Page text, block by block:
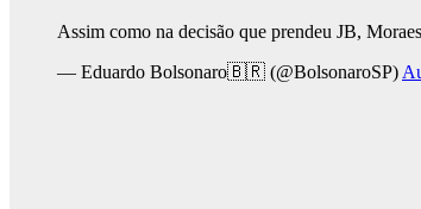
Assim como na decisão que prendeu JB,
— Eduardo Bolsonaro🇧🇷 (@BolsonaroSP)